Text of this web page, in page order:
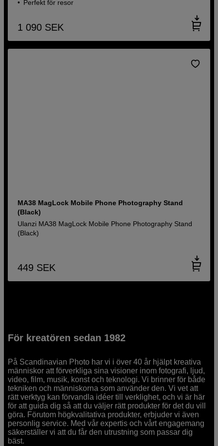
Perfekt för resor
1 090 SEK
MA38 MagLock Mobile Phone Photography Stand
(Black)
Ulanzi MA38 MagLock Mobile Phone Photography Stand
(Black)
449 SEK
För kreatören sedan 1982
På Scandinavian Photo har vi i över 40 år hjälpt kreativa
människor att förverkliga sina visioner inom fotografi, ljud,
video, film, musik, konst och teknologi. Vi brinner för både
tekniken och människorna som använder den. Vi vet att
rätt verktyg kan förvandla idéer till verklighet, och vi är här
för att guida dig så att du väljer rätt produkter för det du vill
göra. Förutom högkvalitativa produkter, erbjuder vi även
personlig service. Med vår expertis och vårt engagemang
säkerställer vi att du får den utrustning som passar dig
bäst.